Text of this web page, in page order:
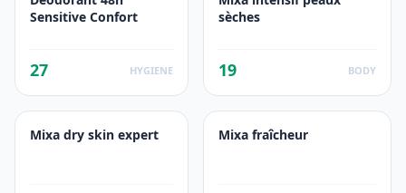
Sensitive Confort
27 HYGIENE
sèches
19 BODY
Mixa dry skin expert Mixa fraîcheur